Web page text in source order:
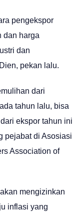
pengekspor
dan harga
dan
pekan lalu.
dari
tahun lalu, bisa
ekspor tahun ini
pejabat di Asosiasi
Association of
mengizinkan
inflasi yang